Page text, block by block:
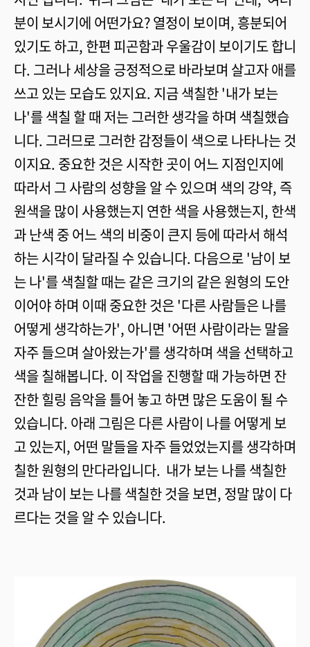
분이 보시기에 어떤가요? 열정이 보이며, 흥분되어
있기도 하고, 한편 피곤함과 우울감이 보이기도 합니
다. 그러나 세상을 긍정적으로 바라보며 살고자 애를
쓰고 있는 모습도 있지요. 지금 색칠한 '내가 보는
나'를 색칠 할 때 저는 그러한 생각을 하며 색칠했습
니다. 그러므로 그러한 감정들이 색으로 나타나는 것
이지요. 중요한 것은 시작한 곳이 어느 지점인지에
따라서 그 사람의 성향을 알 수 있으며 색의 강약, 즉
원색을 많이 사용했는지 연한 색을 사용했는지, 한색
과 난색 중 어느 색의 비중이 큰지 등에 따라서 해석
하는 시각이 달라질 수 있습니다. 다음으로 '남이 보
는 나'를 색칠할 때는 같은 크기의 같은 원형의 도안
이어야 하며 이때 중요한 것은 '다른 사람들은 나를
어떻게 생각하는가', 아니면 '어떤 사람이라는 말을
자주 들으며 살아왔는가'를 생각하며 색을 선택하고
색을 칠해봅니다. 이 작업을 진행할 때 가능하면 잔
잔한 힐링 음악을 틀어 놓고 하면 많은 도움이 될 수
있습니다. 아래 그림은 다른 사람이 나를 어떻게 보
고 있는지, 어떤 말들을 자주 들었었는지를 생각하며
칠한 원형의 만다라입니다. 내가 보는 나를 색칠한
것과 남이 보는 나를 색칠한 것을 보면, 정말 많이 다
르다는 것을 알 수 있습니다.